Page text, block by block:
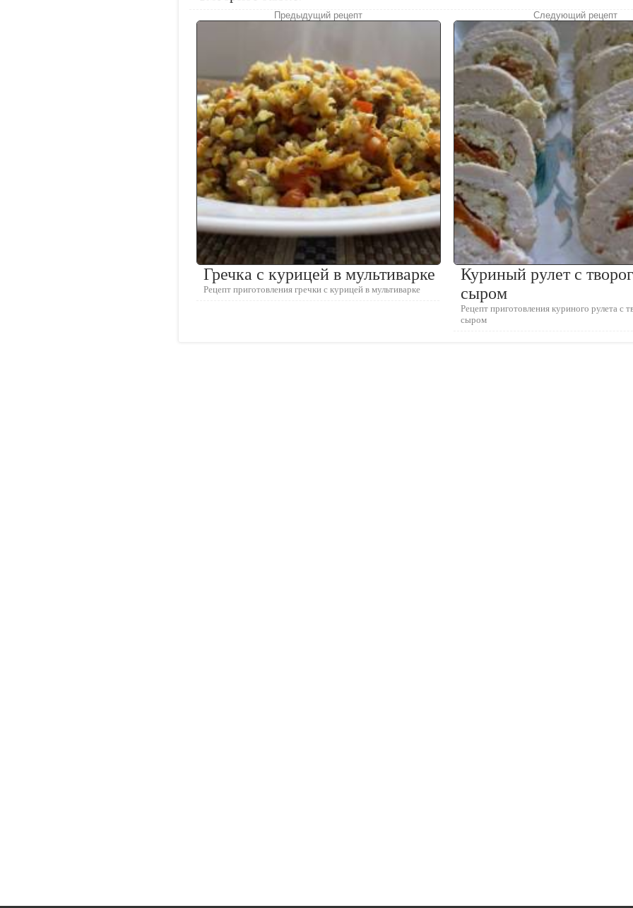
Предыдущий рецепт
Гречка с курицей в мультиварке
Рецепт приготовления гречки с курицей в мультиварке
Следующий рецепт
Куриный рулет с
сыром
Рецепт приготовления куриного рулета с
сыром